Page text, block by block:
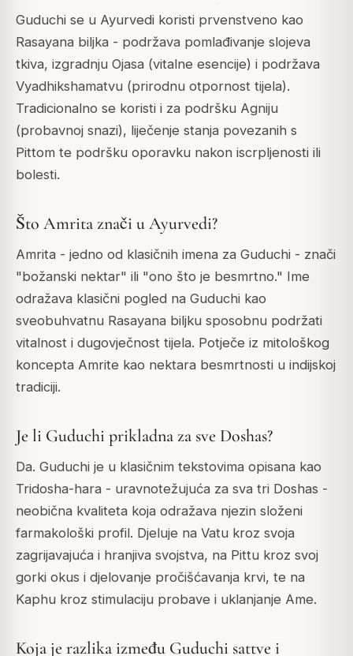
Guduchi se u Ayurvedi koristi prvenstveno kao
Rasayana biljka - podržava pomlađivanje slojeva
tkiva, izgradnju Ojasa (vitalne esencije) i podržava
Vyadhikshamatvu (prirodnu otpornost tijela).
Tradicionalno se koristi i za podršku Agniju
(probavnoj snazi), liječenje stanja povezanih s
Pittom te podršku oporavku nakon iscrpljenosti ili
bolesti.
Što Amrita znači u Ayurvedi?
Amrita - jedno od klasičnih imena za Guduchi - znači
"božanski nektar" ili "ono što je besmrtno." Ime
odražava klasični pogled na Guduchi kao
sveobuhvatnu Rasayana biljku sposobnu podržati
vitalnost i dugovječnost tijela. Potječe iz mitološkog
koncepta Amrite kao nektara besmrtnosti u indijskoj
tradiciji.
Je li Guduchi prikladna za sve Doshas?
Da. Guduchi je u klasičnim tekstovima opisana kao
Tridosha-hara - uravnotežujuća za sva tri Doshas -
neobična kvaliteta koja odražava njezin složeni
farmakološki profil. Djeluje na Vatu kroz svoja
zagrijavajuća i hranjiva svojstva, na Pittu kroz svoj
gorki okus i djelovanje pročišćavanja krvi, te na
Kaphu kroz stimulaciju probave i uklanjanje Ame.
Koja je razlika između Guduchi sattve i